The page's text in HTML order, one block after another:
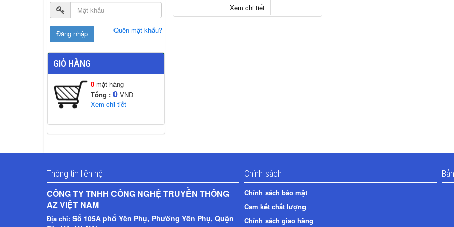
Xem chi tiết
Quên mật khẩu?
GIỎ HÀNG
0 mặt hàng
Tổng : 0 VND
Xem chi tiết
Thông tin liên hệ
CÔNG TY TNHH CÔNG NGHỆ TRUYỀN THÔNG
AZ VIỆT NAM​
Địa chỉ: Số 105A phố Yên Phụ, Phường Yên Phụ, Quận
Chính sách
Chính sách bảo mật
Cam kết chất lượng
Chính sách giao hàng